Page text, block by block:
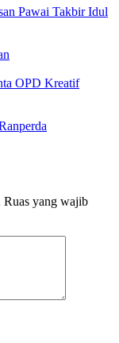
Pawai Takbir Idul
OPD Kreatif
Ruas yang wajib